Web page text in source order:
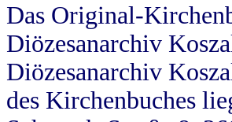
Das Original-
Diözesanarchiv
Diözesanarchiv
des Kirchenbuches